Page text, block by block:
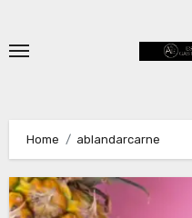
content
Home ablandarcarne